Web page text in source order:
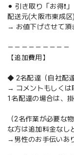
⚫︎ 引き取り「お得❗️」
配送元(大阪市東成
→ お値下げさせて頂
－－－－－－－－－
【追加費用】
◆ 2名配達（自社配達
→ コメントもしくは
1名配達の場合は、
（2名作業が必要な
な方は追加料金なし
→男性のお手伝いあ